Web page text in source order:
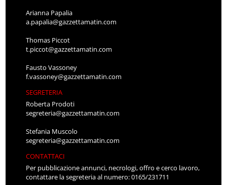
Arianna Papalia
a.papalia@gazzettamatin.com
Thomas Piccot
t.piccot@gazzettamatin.com
Fausto Vassoney
f.vassoney@gazzettamatin.com
SEGRETERIA
Roberta Prodoti
segreteria@gazzettamatin.com
Stefania Muscolo
segreteria@gazzettamatin.com
CONTATTACI
Per pubblicazione annunci, necrologi, offro e cerco lavoro,
contattare la segreteria al numero: 0165/231711